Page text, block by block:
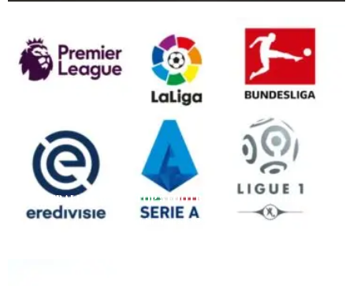
FOOTBALL LEAGUES: TOP 5 FOOTBALL LEAGUES IN EUROPE
Ashin Nepal